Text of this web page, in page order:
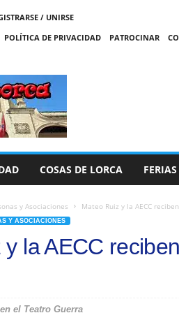
/ UNIRSE
POLÍTICA DE PRIVACIDAD PATROCINAR
COSAS DE LORCA
y Asociaciones Mateo Ruiz y la AECC
Y ASOCIACIONES
la AECC
el Teatro Guerra